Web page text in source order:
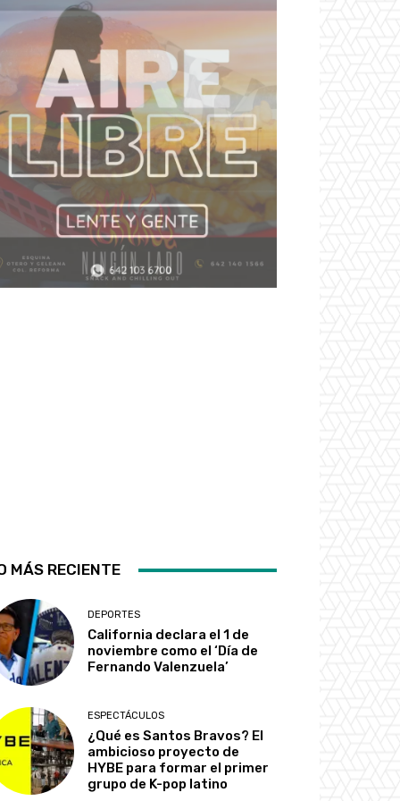
MÁS RECIENTE
DEPORTES
California declara el 1 de
noviembre como el ‘Día de
Fernando Valenzuela’
ESPECTÁCULOS
¿Qué es Santos Bravos? El
ambicioso proyecto de
HYBE para formar el primer
grupo de K-pop latino